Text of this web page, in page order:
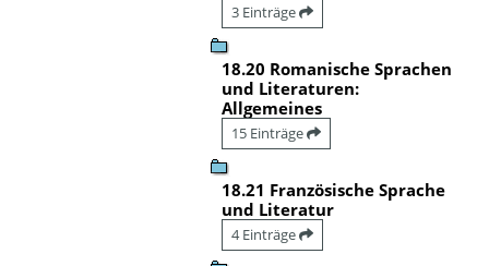
3 Einträge
18.20 Romanische Sprachen
und Literaturen:
Allgemeines
15 Einträge
18.21 Französische Sprache
und Literatur
4 Einträge